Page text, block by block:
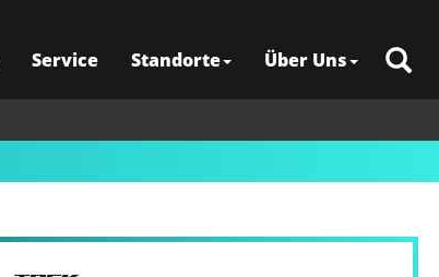
Service Standorte Über Uns